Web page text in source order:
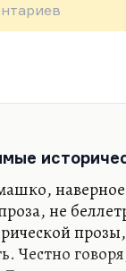
наверное,
не
Честно